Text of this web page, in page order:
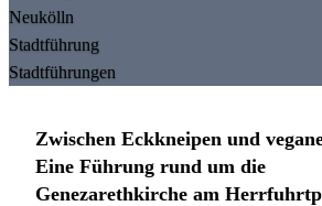
Neukölln
Stadtführung
Stadtführungen
Zwischen Eckkneipen und
Eine Führung rund um die
Genezarethkirche am